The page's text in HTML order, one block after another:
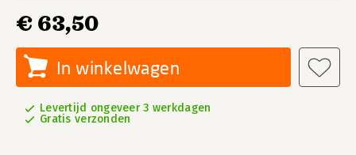
€ 63,50
In winkelwagen
Levertijd ongeveer 3 werkdagen
Gratis verzonden